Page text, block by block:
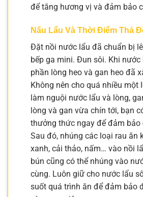
để tăng hương vị và đảm bảo
Nấu Lẩu Và Thời Điểm Thả
Đặt nồi nước lẩu đã chuẩn bị
bếp ga mini. Đun sôi. Khi nước
phần lòng heo và gan heo đã
Không nên cho quá nhiều một
làm nguội nước lẩu và lòng,
lòng và gan vừa chín tới, bạn
thưởng thức ngay để đảm bảo
Sau đó, nhúng các loại rau ăn
xanh, cải thảo, nấm… vào nồi
bún cũng có thể nhúng vào
cùng. Luôn giữ cho nước lẩu
suốt quá trình ăn để đảm bảo